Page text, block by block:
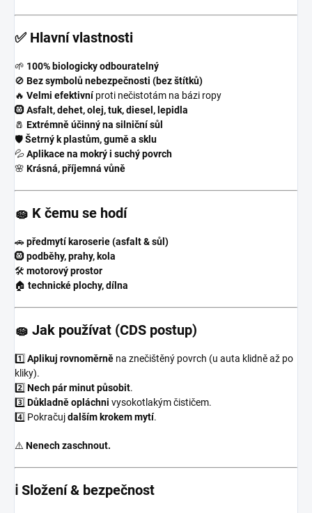
✅ Hlavní vlastnosti
🌱 100% biologicky odbouratelný
🚫 Bez symbolů nebezpečnosti (bez štítků)
🔥 Velmi efektivníproti nečistotám na bázi ropy
🛞Asfalt, dehet, olej, tuk, diesel, lepidla
🧂 Extrémně účinný na silniční sůl
🛡️Šetrný k plastům, gumě a sklu
💦Aplikace na mokrý i suchý povrch
🌸 Krásná, příjemná vůně
🧽 K čemu se hodí
🚗předmytí karoserie (asfalt & sůl)
🛞podběhy, prahy, kola
🛠️ motorový prostor
🏠 technické plochy, dílna
🧽 Jak používat (CDS postup)
1️⃣ Aplikuj rovnoměrně na znečištěný povrch (u auta klidně až po
kliky).
2️⃣ Nech pár minut působit.
3️⃣ Důkladně opláchni vysokotlakým čističem.
4️⃣ Pokračujdalším krokem mytí.
⚠️ Nenech zaschnout.
ℹ️ Složení & bezpečnost